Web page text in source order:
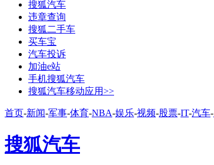
搜狐汽车
违章查询
搜狐二手车
买车宝
汽车投诉
加油e站
手机搜狐汽车
搜狐汽车移动应用>>
首页-新闻-军事-体育-NBA-娱乐-视频-股票-IT-汽车-
搜狐汽车